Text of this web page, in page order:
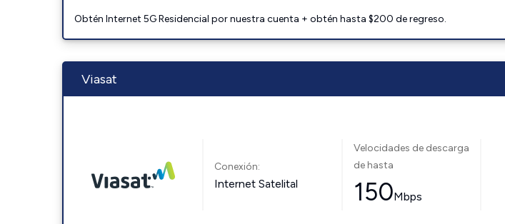
Obtén Internet 5G Residencial por nuestra cuenta + obtén hasta $200 de regreso.
Viasat
Conexión:
Internet Satelital
Velocidades de descarga
de hasta
150Mbps